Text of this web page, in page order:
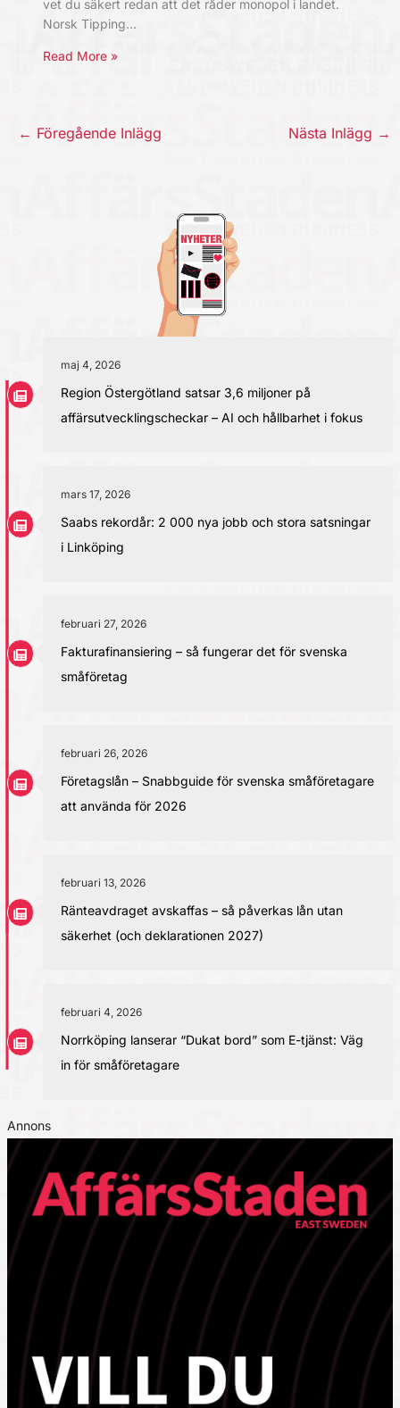
vet du säkert redan att det råder monopol i landet.
Norsk Tipping…
Read More »
← Föregående Inlägg Nästa Inlägg →
maj 4, 2026
Region Östergötland satsar 3,6 miljoner på
affärsutvecklingscheckar – AI och hållbarhet i fokus
mars 17, 2026
Saabs rekordår: 2 000 nya jobb och stora satsningar
i Linköping
februari 27, 2026
Fakturafinansiering – så fungerar det för svenska
småföretag
februari 26, 2026
Företagslån – Snabbguide för svenska småföretagare
att använda för 2026
februari 13, 2026
Ränteavdraget avskaffas – så påverkas lån utan
säkerhet (och deklarationen 2027)
februari 4, 2026
Norrköping lanserar “Dukat bord” som E-tjänst: Väg
in för småföretagare
Annons